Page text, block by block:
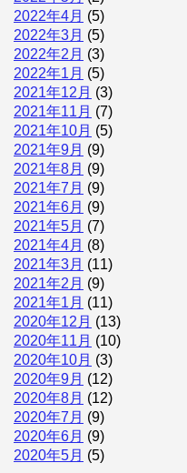
2022年4月 (5)
2022年3月 (5)
2022年2月 (3)
2022年1月 (5)
2021年12月 (3)
2021年11月 (7)
2021年10月 (5)
2021年9月 (9)
2021年8月 (9)
2021年7月 (9)
2021年6月 (9)
2021年5月 (7)
2021年4月 (8)
2021年3月 (11)
2021年2月 (9)
2021年1月 (11)
2020年12月 (13)
2020年11月 (10)
2020年10月 (3)
2020年9月 (12)
2020年8月 (12)
2020年7月 (9)
2020年6月 (9)
2020年5月 (5)